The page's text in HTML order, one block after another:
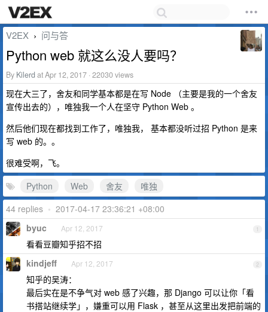
V2EX › 问与答
Python web 就这么没人要吗？
By Kilerd at Apr 12, 2017 · 22030 views
现在大三了，舍友和同学基本都是在写 Node （主要是我的一个舍友
宣传出去的），唯独我一个人在坚守 Python Web 。
然后他们现在都找到工作了，唯独我， 基本都没听过招 Python 是来
写 web 的。。
很难受啊，飞。
Python
Web 舍友
唯独
44 replies • 2017-04-17 23:36:21 +08:00
1
byuc Apr 12, 2017
看看豆瓣知乎招不招
2
kindjeff Apr 12, 2017
知乎的吴涛：
最后实在是不争气对 web 感了兴趣，那 Django 可以让你「看
书搭站继续学」，嫌重可以用 Flask ，甚至从这里出发把前端的